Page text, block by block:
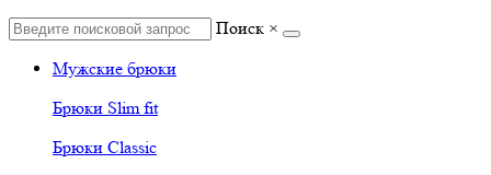
Поиск ×
Мужские брюки
Брюки Slim fit
Брюки Classic